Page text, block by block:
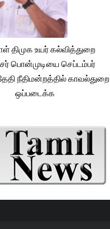
திமுக உயர் கல்வித்துறை
பொன்முடியை செப்டம்பர்
நீதிமன்றத்தில் காவல்துறை
ஒப்படைக்க